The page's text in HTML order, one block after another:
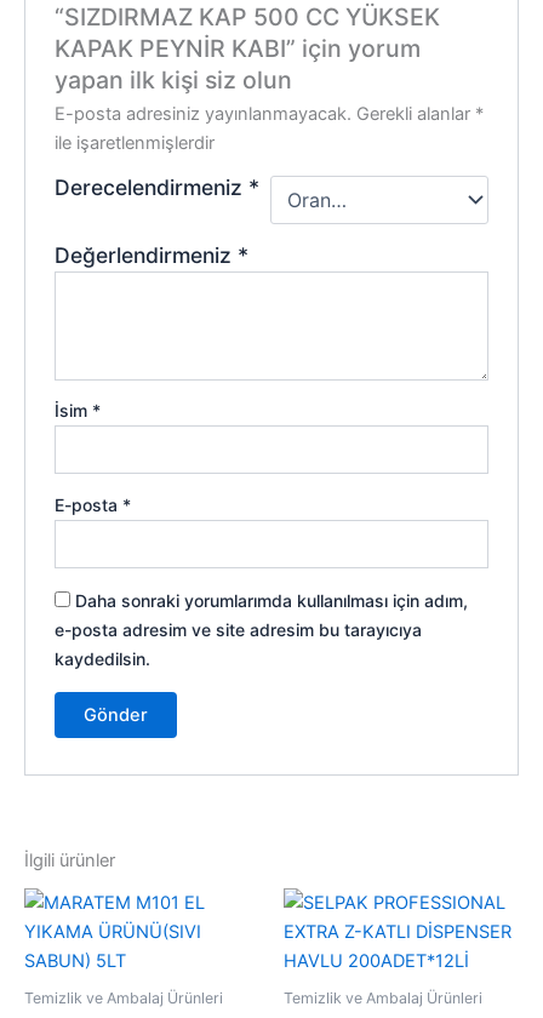
“SIZDIRMAZ KAP 500 CC YÜKSEK
KAPAK PEYNİR KABI” için yorum
yapan ilk kişi siz olun
E-posta adresiniz yayınlanmayacak. Gerekli alanlar *
ile işaretlenmişlerdir
Derecelendirmeniz *
Değerlendirmeniz *
İsim *
E-posta *
Daha sonraki yorumlarımda kullanılması için adım,
e-posta adresim ve site adresim bu tarayıcıya
kaydedilsin.
İlgili ürünler
Temizlik ve Ambalaj Ürünleri
Fiyat
aralığı:
₺1,00
Bu
ürünün
fazla
Temizlik ve Ambalaj Ürünleri
Fiyat
aralığı:
₺1,00
-
Bu
ürünün
birden
fazla